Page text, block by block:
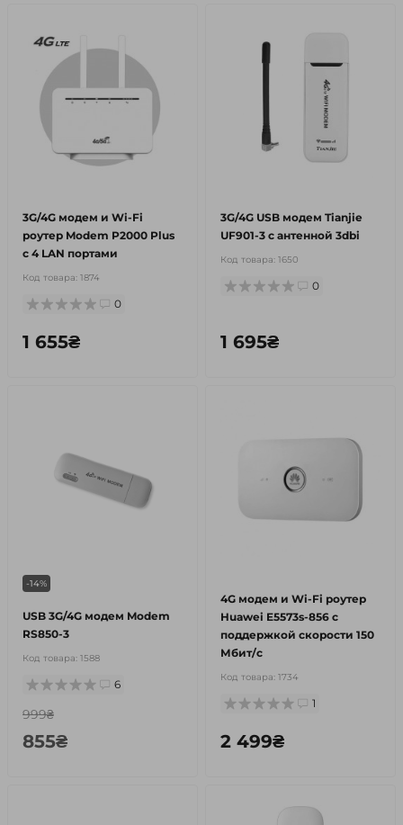
3G/4G модем и Wi-Fi
роутер Modem P2000 Plus
c 4 LAN портами
Код товара: 1874
0
1 655₴
3G/4G USB модем Tianjie
UF901-3 с антенной 3dbi
Код товара: 1650
0
1 695₴
-14%
USB 3G/4G модем Modem
RS850-3
Код товара: 1588
6
999₴
855₴
4G модем и Wi-Fi роутер
Huawei E5573s-856 с
поддержкой скорости 150
Мбит/с
Код товара: 1734
1
2 499₴